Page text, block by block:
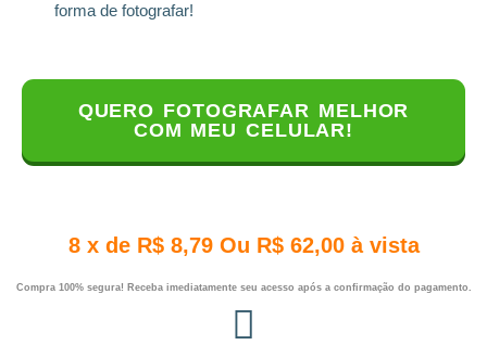
forma de fotografar!
QUERO FOTOGRAFAR MELHOR
COM MEU CELULAR!
8 x de R$ 8,79 Ou R$ 62,00 à vista
Compra 100% segura! Receba imediatamente seu acesso após a confirmação do pagamento.